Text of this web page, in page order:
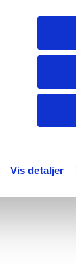
Vis detaljer